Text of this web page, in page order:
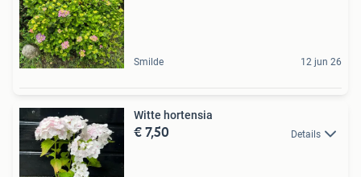
Smilde 12 jun 26
Witte hortensia
€ 7,50 Details